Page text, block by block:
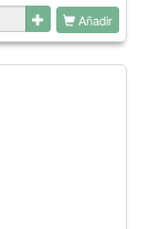
Añadir